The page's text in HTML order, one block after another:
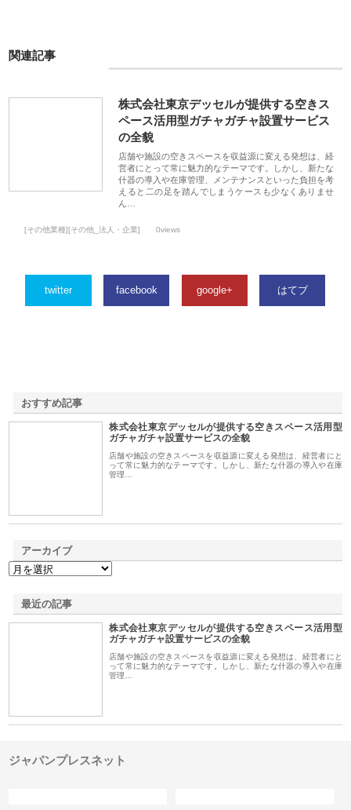
関連記事
株式会社東京デッセルが提供する空きス
ペース活用型ガチャガチャ設置サービス
の全貌
店舗や施設の空きスペースを収益源に変える発想は、経
営者にとって常に魅力的なテーマです。しかし、新たな
什器の導入や在庫管理、メンテナンスといった負担を考
えると二の足を踏んでしまうケースも少なくありませ
ん…
[その他業種][その他_法人・企業] 0views
twitter facebook google+ はてブ
おすすめ記事
株式会社東京デッセルが提供する空きスペース活用型
ガチャガチャ設置サービスの全貌
店舗や施設の空きスペースを収益源に変える発想は、経営者にと
って常に魅力的なテーマです。しかし、新たな什器の導入や在庫
管理…
アーカイブ
最近の記事
株式会社東京デッセルが提供する空きスペース活用型
ガチャガチャ設置サービスの全貌
店舗や施設の空きスペースを収益源に変える発想は、経営者にと
って常に魅力的なテーマです。しかし、新たな什器の導入や在庫
管理…
ジャパンプレスネット